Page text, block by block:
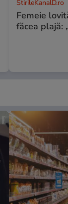
StirileKanalD.ro
Femeie
făcea plajă: